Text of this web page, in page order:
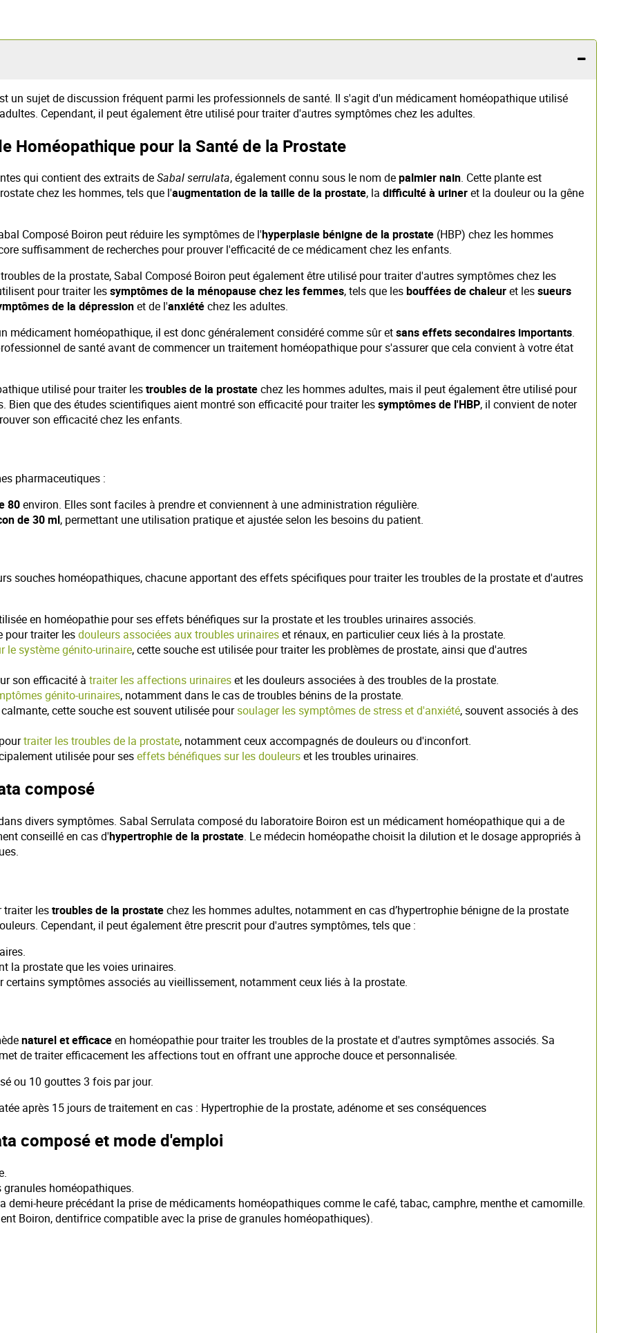
un sujet de discussion fréquent parmi les professionnels de santé. Il s'agit d'un médicament homéopathique utilisé
Cependant, il peut également être utilisé pour traiter d'autres symptômes chez les adultes.
Homéopathique pour la Santé de la Prostate
qui contient des extraits deSabal serrulata, également connu sous le nom depalmier nain. Cette plante est
chez les hommes, tels que l'augmentation de la taille de la prostate, la difficulté à urineret la douleur ou la gêne
Composé Boiron peut réduire les symptômes de l'hyperplasie bénigne de la prostate (HBP) chez les hommes
suffisamment de recherches pour prouver l'efficacité de ce médicament chez les enfants.
de la prostate, Sabal Composé Boiron peut également être utilisé pour traiter d'autres symptômes chez les
pour traiter lessymptômes de la ménopause chez les femmes, tels que lesbouffées de chaleuret lessueurs
de la dépressionet de l'anxiétéchez les adultes.
médicament homéopathique, il est donc généralement considéré comme sûr etsans effets secondaires importants.
de santé avant de commencer un traitement homéopathique pour s'assurer que cela convient à votre état
utilisé pour traiter lestroubles de la prostatechez les hommes adultes, mais il peut également être utilisé pour
que des études scientifiques aient montré son efficacité pour traiter lessymptômes de l'HBP, il convient de noter
son efficacité chez les enfants.
pharmaceutiques :
80environ. Elles sont faciles à prendre et conviennent à une administration régulière.
de 30 ml, permettant une utilisation pratique et ajustée selon les besoins du patient.
souches homéopathiques, chacune apportant des effets spécifiques pour traiter les troubles de la prostate et d'autres
en homéopathie pour ses effets bénéfiques sur la prostate et les troubles urinaires associés.
pour traiter lesdouleurs associées aux troubles urinaireset rénaux, en particulier ceux liés à la prostate.
le système génito-urinaire, cette souche est utilisée pour traiter les problèmes de prostate, ainsi que d'autres
son efficacité à traiter les affections urinaireset les douleurs associées à des troubles de la prostate.
génito-urinaires, notamment dans le cas de troubles bénins de la prostate.
cette souche est souvent utilisée poursoulager les symptômes de stress et d'anxiété, souvent associés à des
traiter les troubles de la prostate, notamment ceux accompagnés de douleurs ou d'inconfort.
utilisée pour seseffets bénéfiques sur les douleurset les troubles urinaires.
composé
divers symptômes. Sabal Serrulata composé du laboratoire Boiron est un médicament homéopathique qui a de
conseillé en cas d'hypertrophie de la prostate. Le médecin homéopathe choisit la dilution et le dosage appropriés à
lestroubles de la prostatechez les hommes adultes, notamment en cas d’hypertrophie bénigne de la prostate
Cependant, il peut également être prescrit pour d'autres symptômes, tels que :
la prostate que les voies urinaires.
certains symptômes associés au vieillissement, notamment ceux liés à la prostate.
naturel et efficaceen homéopathie pour traiter les troubles de la prostate et d'autres symptômes associés. Sa
de traiter efficacement les affections tout en offrant une approche douce et personnalisée.
ou 10 gouttes 3 fois par jour.
après 15 jours de traitement en cas : Hypertrophie de la prostate, adénome et ses conséquences
composé et mode d'emploi
homéopathiques.
demi-heure précédant la prise de médicaments homéopathiques comme le café, tabac, camphre, menthe et camomille.
Boiron, dentifrice compatible avec la prise de granules homéopathiques).